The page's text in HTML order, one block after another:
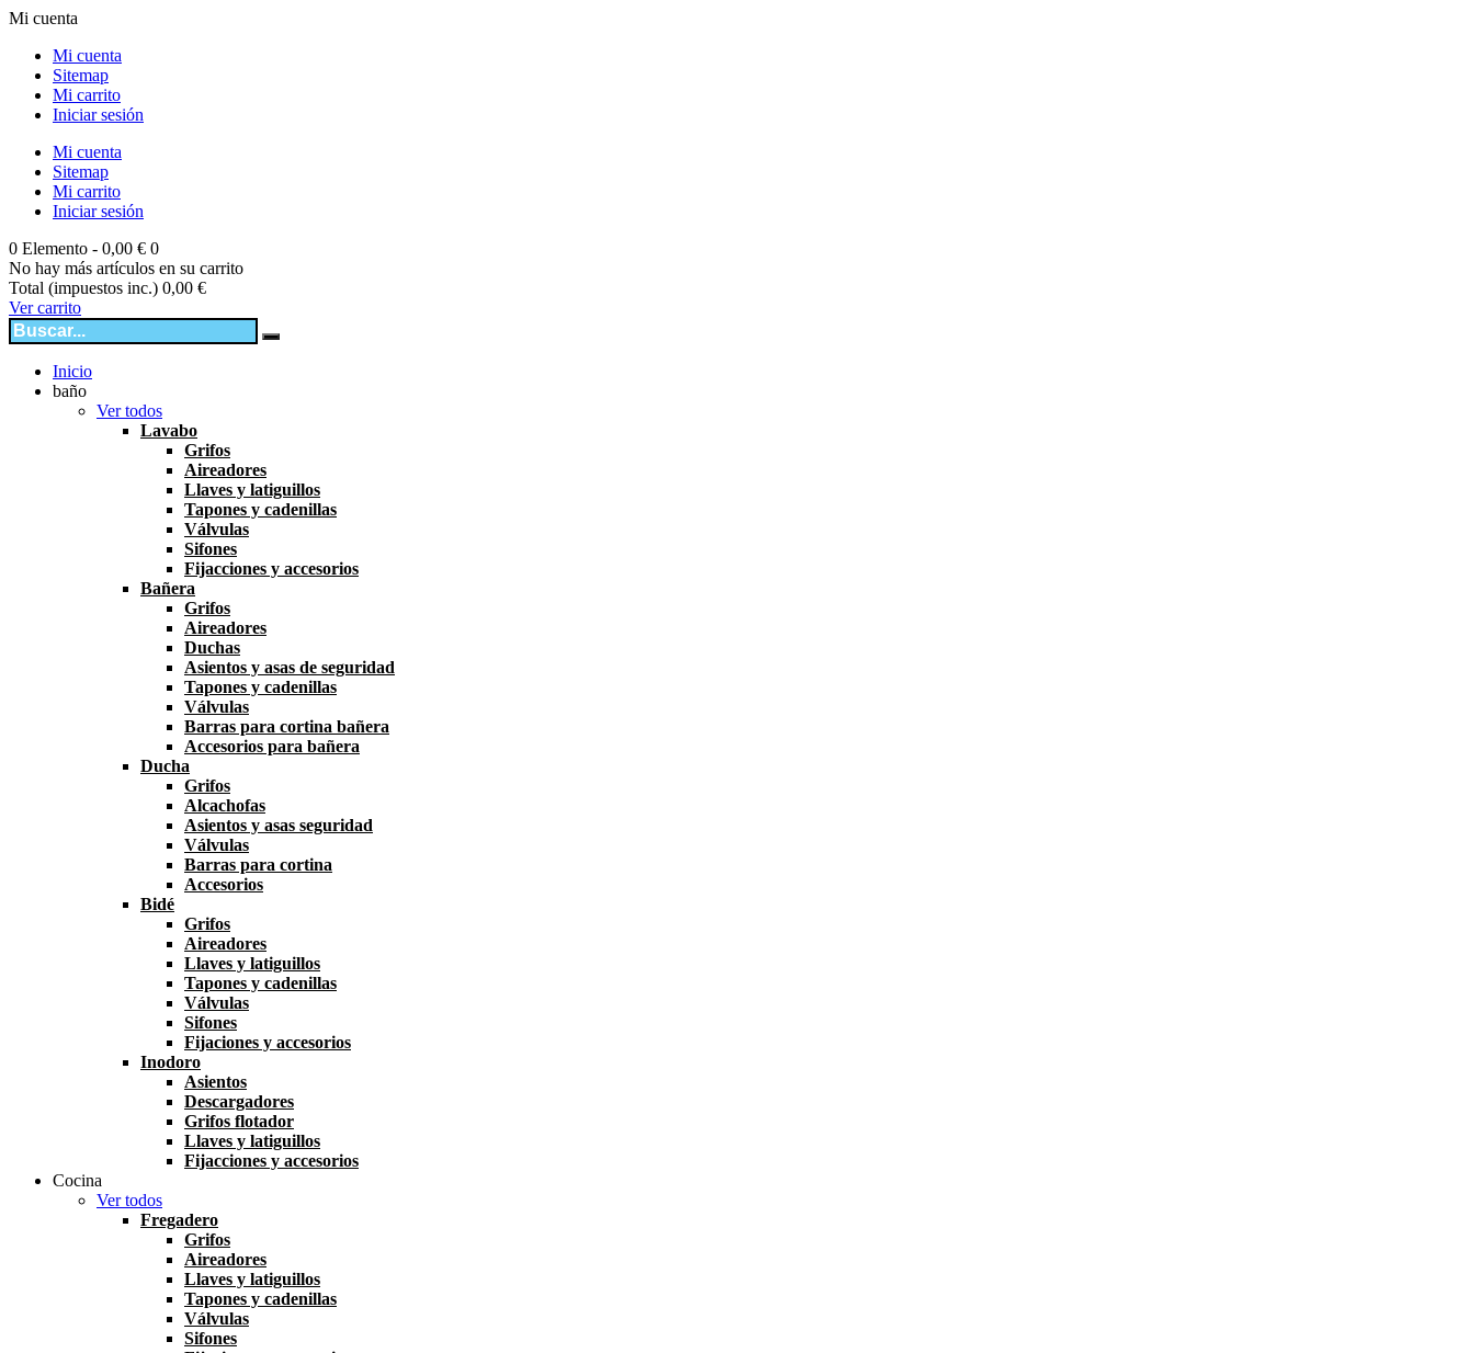
Mi cuenta
Mi cuenta
Sitemap
Mi carrito
Iniciar sesión
Mi cuenta
Sitemap
Mi carrito
Iniciar sesión
0 Elemento - 0,00 € 0
No hay más artículos en su carrito
Total (impuestos inc.) 0,00 €
Ver carrito
Inicio
baño
Ver todos
Lavabo
Grifos
Aireadores
Llaves y latiguillos
Tapones y cadenillas
Válvulas
Sifones
Fijacciones y accesorios
Bañera
Grifos
Aireadores
Duchas
Asientos y asas de seguridad
Tapones y cadenillas
Válvulas
Barras para cortina bañera
Accesorios para bañera
Ducha
Grifos
Alcachofas
Asientos y asas seguridad
Válvulas
Barras para cortina
Accesorios
Bidé
Grifos
Aireadores
Llaves y latiguillos
Tapones y cadenillas
Válvulas
Sifones
Fijaciones y accesorios
Inodoro
Asientos
Descargadores
Grifos flotador
Llaves y latiguillos
Fijacciones y accesorios
Cocina
Ver todos
Fregadero
Grifos
Aireadores
Llaves y latiguillos
Tapones y cadenillas
Válvulas
Sifones